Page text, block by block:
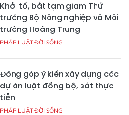
Khởi tố, bắt tạm giam Thứ
trưởng Bộ Nông nghiệp và Môi
trường Hoàng Trung
PHÁP LUẬT ĐỜI SỐNG
Đóng góp ý kiến xây dựng các
dự án luật đồng bộ, sát thực
tiễn
PHÁP LUẬT ĐỜI SỐNG